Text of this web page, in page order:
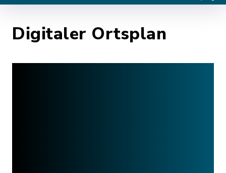
Digitaler Ortsplan